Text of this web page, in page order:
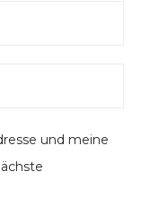
und meine